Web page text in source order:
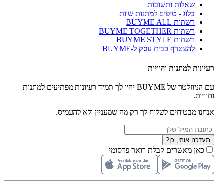
שאלות ותשובות
בלוג - טיפים למתנות שוות
רשתות BUYME ALL
רשתות BUYME TOGETHER
רשתות BUYME STYLE
להצטרף כבית עסק ל-BUYME
רעיונות למתנות וחוויות
עם הניוזלטר של BUYME יהיו לך תמיד רעיונות מפתיעים למתנות
וחוויות.
אנחנו מבטיחים לשלוח לך רק מה שמעניין ולא להעמיס.
תעדכנו אותי, כן?
כאן מאשרים קבלת דואר פרסומי